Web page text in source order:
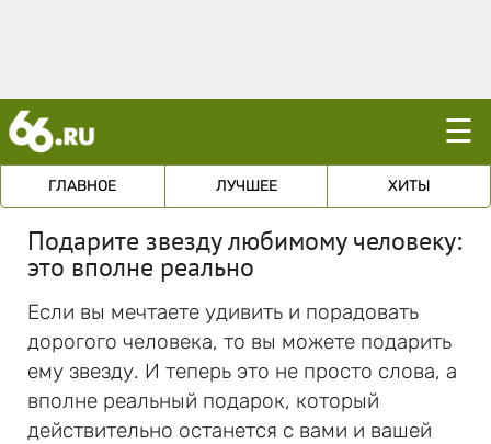
☰
ГЛАВНОЕ ЛУЧШЕЕ ХИТЫ
Подарите звезду любимому человеку:
это вполне реально
Если вы мечтаете удивить и порадовать
дорогого человека, то вы можете подарить
ему звезду. И теперь это не просто слова, а
вполне реальный подарок, который
действительно останется с вами и вашей